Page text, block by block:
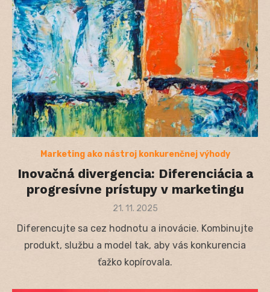
Marketing ako nástroj konkurenčnej výhody
Inovačná divergencia: Diferenciácia a
progresívne prístupy v marketingu
Posted
21. 11. 2025
Diferencujte sa cez hodnotu a inovácie. Kombinujte
produkt, službu a model tak, aby vás konkurencia
ťažko kopírovala.